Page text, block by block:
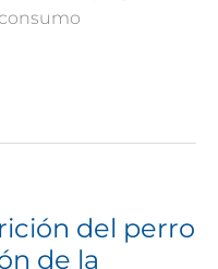
del perro
de la